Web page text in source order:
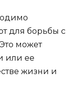
для борьбы с
может
или ее
жизни и